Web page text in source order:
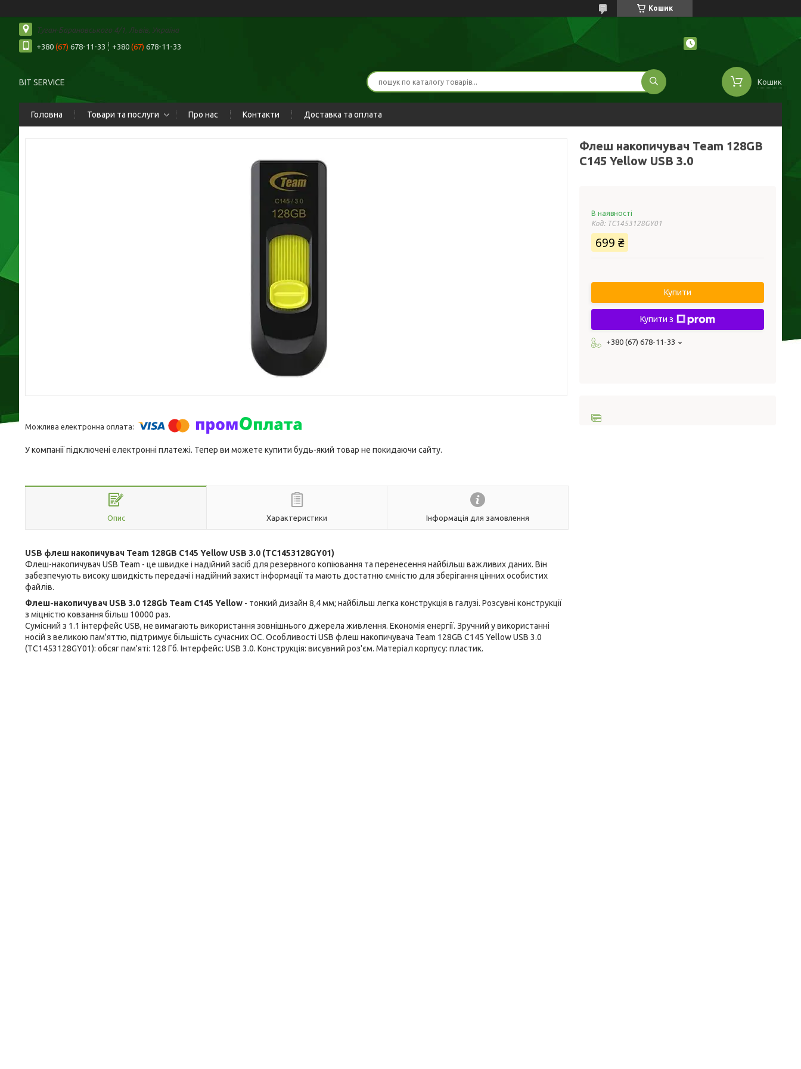
Кошик
Туган-Барановського 4/1, Львів, Україна
+380 (67) 678-11-33 +380 (67) 678-11-33
BIT SERVICE Кошик
Головна Товари та послуги Про нас Контакти Доставка та оплата
У компанії підключені електронні платежі. Тепер ви можете купити будь-який товар не покидаючи сайту.
Опис Характеристики Інформація для замовлення
USB флеш накопичувач Team 128GB C145 Yellow USB 3.0 (TC1453128GY01)
Флеш-накопичувач USB Team - це швидке і надійний засіб для резервного копіювання та перенесення найбільш важливих даних. Він
забезпечують високу швидкість передачі і надійний захист інформації та мають достатню ємністю для зберігання цінних особистих
файлів.
Флеш-накопичувач USB 3.0 128Gb Team C145 Yellow - тонкий дизайн 8,4 мм; найбільш легка конструкція в галузі. Розсувні конструкції
з міцністю ковзання більш 10000 раз.
Сумісний з 1.1 інтерфейс USB, не вимагають використання зовнішнього джерела живлення. Економія енергії. Зручний у використанні
носій з великою пам'яттю, підтримує більшість сучасних ОС. Особливості USB флеш накопичувача Team 128GB C145 Yellow USB 3.0
(TC1453128GY01): обсяг пам'яті: 128 Гб. Інтерфейс: USB 3.0. Конструкція: висувний роз'єм. Матеріал корпусу: пластик.
Флеш накопичувач Team 128GB
C145 Yellow USB 3.0
В наявності
Код: TC1453128GY01
699 ₴
Купити
Купити з
+380 (67) 678-11-33